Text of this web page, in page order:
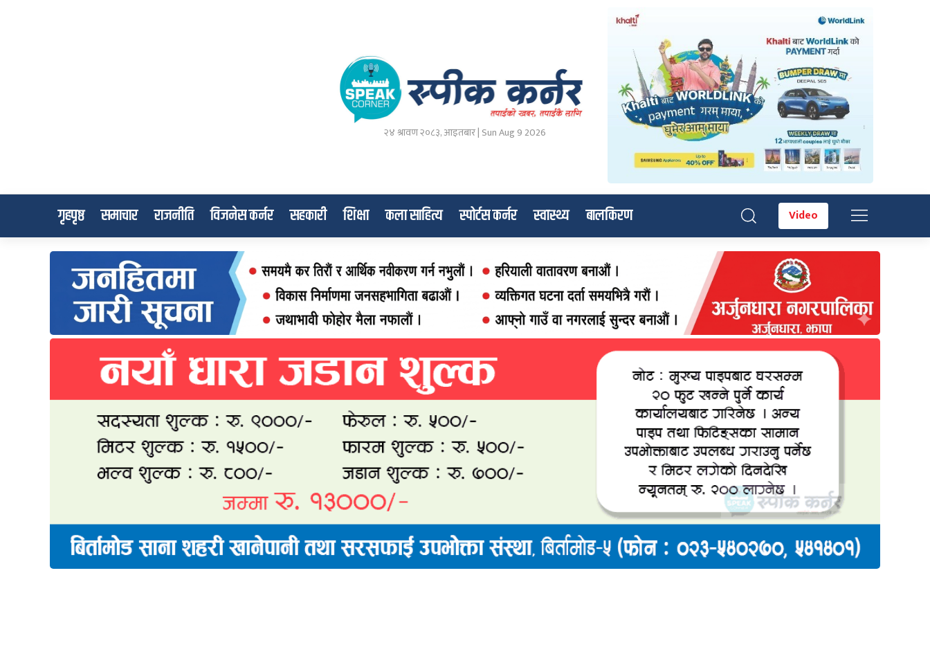
२४ श्रावण २०८३, आइतबार | Sun Aug 9 2026
गृहपृष्ठ समाचार राजनीति विजनेस कर्नर सहकारी शिक्षा कला साहित्य स्पोर्टस कर्नर स्वास्थ्य बालकिरण Video